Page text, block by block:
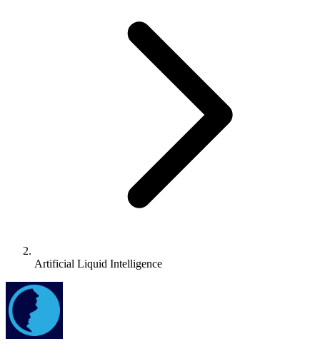
Artificial Liquid Intelligence